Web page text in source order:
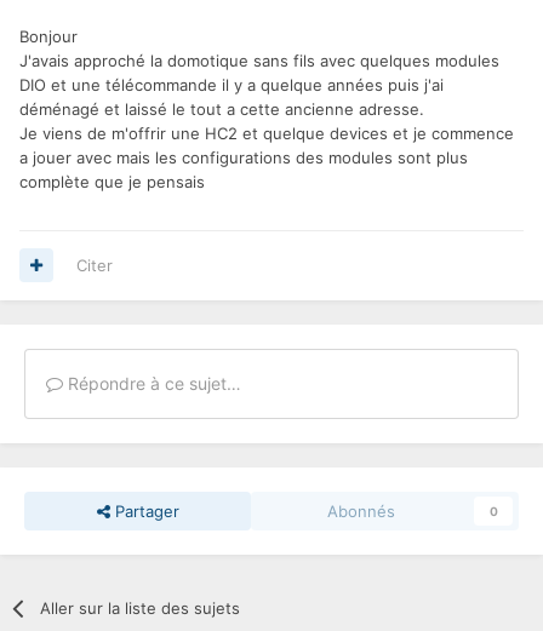
Bonjour
J'avais approché la domotique sans fils avec quelques modules
DIO et une télécommande il y a quelque années puis j'ai
déménagé et laissé le tout a cette ancienne adresse.
Je viens de m'offrir une HC2 et quelque devices et je commence
a jouer avec mais les configurations des modules sont plus
complète que je pensais
Citer
Répondre à ce sujet…
Partager Abonnés 0
Aller sur la liste des sujets